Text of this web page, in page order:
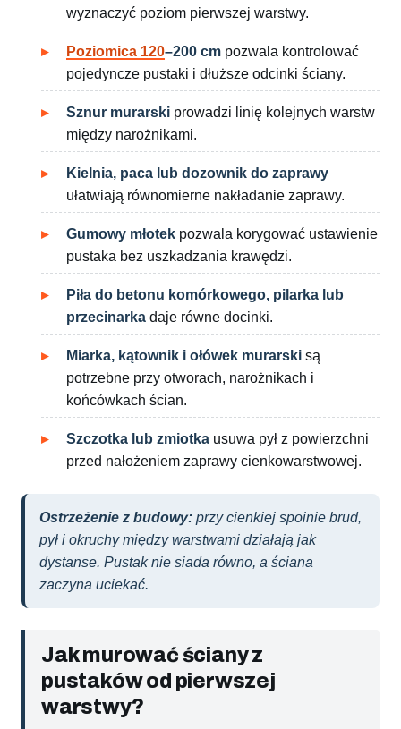
wyznaczyć poziom pierwszej warstwy.
Poziomica 120–200 cm pozwala kontrolować
pojedyncze pustaki i dłuższe odcinki ściany.
Sznur murarski prowadzi linię kolejnych warstw
między narożnikami.
Kielnia, paca lub dozownik do zaprawy
ułatwiają równomierne nakładanie zaprawy.
Gumowy młotek pozwala korygować ustawienie
pustaka bez uszkadzania krawędzi.
Piła do betonu komórkowego, pilarka lub
przecinarka daje równe docinki.
Miarka, kątownik i ołówek murarski są
potrzebne przy otworach, narożnikach i
końcówkach ścian.
Szczotka lub zmiotka usuwa pył z powierzchni
przed nałożeniem zaprawy cienkowarstwowej.
Ostrzeżenie z budowy: przy cienkiej spoinie brud,
pył i okruchy między warstwami działają jak
dystanse. Pustak nie siada równo, a ściana
zaczyna uciekać.
Jak murować ściany z
pustaków od pierwszej
warstwy?